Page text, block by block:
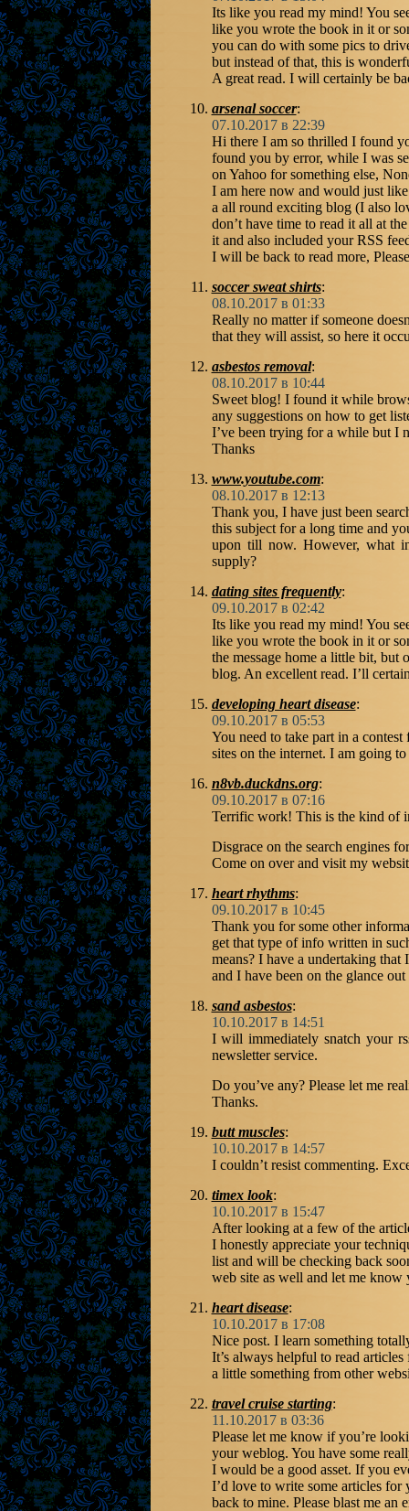
Its like you read my mind! You
like you wrote the book in it or
you can do with some pics to
but instead of that, this is
A great read. I will certainly be
arsenal soccer:
07.10.2017 в 22:39
Hi there I am so thrilled I found
found you by error, while I was
on Yahoo for something else,
I am here now and would just
a all round exciting blog (I also
don’t have time to read it all at
it and also included your RSS
I will be back to read more,
soccer sweat shirts:
08.10.2017 в 01:33
Really no matter if someone
that they will assist, so here it
asbestos removal:
08.10.2017 в 10:44
Sweet blog! I found it while
any suggestions on how to get
I’ve been trying for a while but I
Thanks
www.youtube.com:
08.10.2017 в 12:13
Thank you, I have just been
this subject for a long time and
upon till now. However, what
supply?
dating sites frequently:
09.10.2017 в 02:42
Its like you read my mind! You
like you wrote the book in it or
the message home a little bit, but
blog. An excellent read. I’ll
developing heart disease:
09.10.2017 в 05:53
You need to take part in a contest
sites on the internet. I am going
n8vb.duckdns.org:
09.10.2017 в 07:16
Terrific work! This is the kind of
Disgrace on the search engines
Come on over and visit my
heart rhythms:
09.10.2017 в 10:45
Thank you for some other
get that type of info written in
means? I have a undertaking
and I have been on the glance
sand asbestos:
10.10.2017 в 14:51
I will immediately snatch your
newsletter service.
Do you’ve any? Please let me
Thanks.
butt muscles:
10.10.2017 в 14:57
I couldn’t resist commenting.
timex look:
10.10.2017 в 15:47
After looking at a few of the
I honestly appreciate your
list and will be checking back
web site as well and let me know
heart disease:
10.10.2017 в 17:08
Nice post. I learn something
It’s always helpful to read
a little something from other
travel cruise starting:
11.10.2017 в 03:36
Please let me know if you’re
your weblog. You have some
I would be a good asset. If you
I’d love to write some articles
back to mine. Please blast me an